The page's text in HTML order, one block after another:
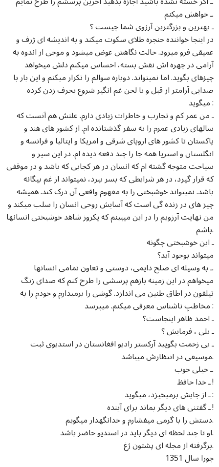
ـ خواهش میکنم.
ـ بهترین و بزرگترین آرزوی شما چیست ؟
در اینجا خواننده حنجره طلای سکوت میکند و به اندیشه ای ژرف و
عمیقی فرو میرود. حالت نگاهش عوض میشود و موجی از اندوه به
آرامی در چهره اش نقش بسته، احساس میکنم دلش میخواهد
چیزهای بگوید. اما نمیتواند. دوباره سوالم را تکرار میکنم و این بار با
صدایی آرامتر از قبل و با لحن غم انگیز شروع بحرف زدن کرده
میگوید :
ـ من عمر کم و تجارب و خاطرات زیادی دارم. علتش هم آنست که
سالهای زیادی عمرم را به سفر گذشتانده ام. از کشور های هند و
پاکستان تا کشور های اروپای شرقی و امریکا و ایتالیا و فرانسه و
انگلستان و استریا همه جا را چند دفعه دیده ام. در این سیر و
سیاحت متوجه گشته ام که انسان در هر کجایی که باشد و در موقفی
که قرار گیرد، در هر شرایطی که بسر ببرد، نمیتواند از غم بیگانه
باشد. نمیتواند خوشبختی را به مفهوم واقعی آن درک کند. همیشه
چیز های در زنده گی است که آسایش روحی انسان را سلب میکند و
من نهایت آرزویم را در این میبینم که یکروز شاهد خوشبختی انسانها
باشم.
ـ این خوشبختی چگونه
میتواند بوجود آید؟
ـ به وسیله ای صلح دایمی، دوستی و تعاون تمامی انسانها.
میخواهم در این زمینه بازهم پرسشی را طرح کنم که صدای زنگ
تیلفون در اطاق طنین می اندازد. گوشی را برمیدارم و خودم را به
مخاطبِ ناشناس معرفی میکنم. میپرسد :
ـ احمد ظاهر اینجاست؟
ـ بلی ، فرمایش ؟
ـ بی زحمت بگویید آرکستر رادیو افغانستان در استدیوی ثبت
موسیقی در انتظارش میباشد.
ـ خیلی خوب.
ـ خدا حافظ !
ـ از جایش برمیخیزد، میگوید :
ـ گفتنی های دیگر بماند برای آینده !
دستش را با گرمی میفشارم و خدانگهدار میگویم.
او تا چند لحظه ای دیگر باید در استدیو حاضر باشد.
برگرفته از مجله ای پشتون ژغ.
جوزا سال 1351